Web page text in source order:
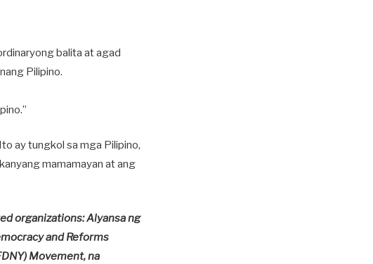
balita at agad
Pilipino.
ay tungkol sa mga Pilipino,
mamamayan at ang
organizations: Alyansa ng
and Reforms
Movement, na